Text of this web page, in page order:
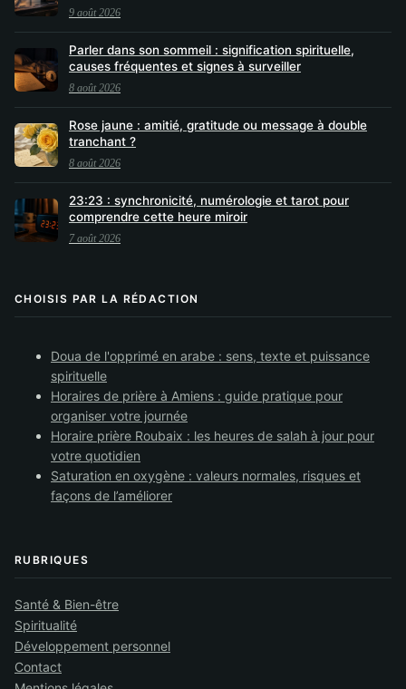
9 août 2026
Parler dans son sommeil : signification spirituelle,
causes fréquentes et signes à surveiller
8 août 2026
Rose jaune : amitié, gratitude ou message à double
tranchant ?
8 août 2026
23:23 : synchronicité, numérologie et tarot pour
comprendre cette heure miroir
7 août 2026
CHOISIS PAR LA RÉDACTION
Doua de l'opprimé en arabe : sens, texte et puissance
spirituelle
Horaires de prière à Amiens : guide pratique pour
organiser votre journée
Horaire prière Roubaix : les heures de salah à jour pour
votre quotidien
Saturation en oxygène : valeurs normales, risques et
façons de l’améliorer
RUBRIQUES
Santé & Bien-être
Spiritualité
Développement personnel
Contact